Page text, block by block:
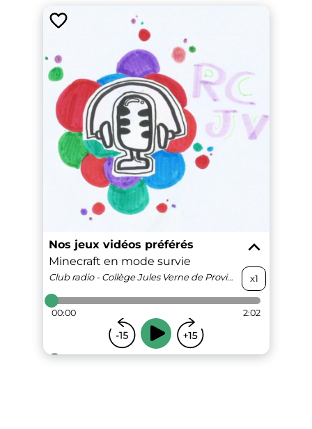
Nos jeux vidéos préférés
Minecraft en mode survie
Club radio - Collège Jules Verne de Provins x1
00:00 2:02
...